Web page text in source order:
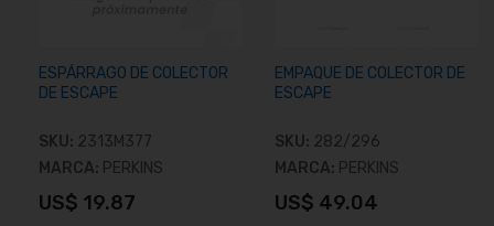
ESPÁRRAGO DE COLECTOR
DE ESCAPE
SKU: 2313M377
MARCA: PERKINS
US$ 19.87
EMPAQUE DE COLECTOR DE
ESCAPE
SKU: 282/296
MARCA: PERKINS
US$ 49.04